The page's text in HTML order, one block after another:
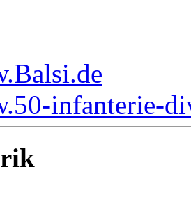
infanterie-